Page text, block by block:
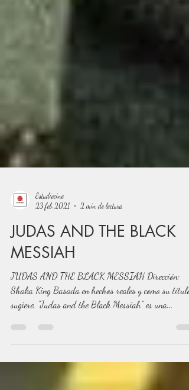
Estudiocine
23 feb 2021
2 min de lectura
JUDAS AND THE BLACK
MESSIAH
JUDAS AND THE BLACK MESSIAH Dirección:
sugiere, “Judas and the Black Messiah” es una...